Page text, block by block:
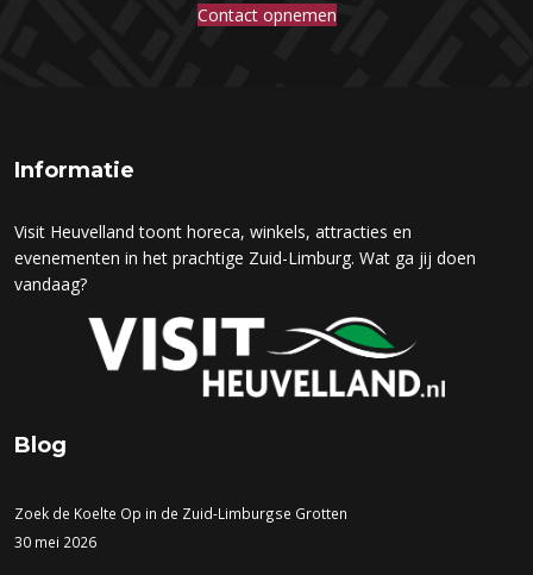
Contact opnemen
Informatie
Visit Heuvelland toont horeca, winkels, attracties en
evenementen in het prachtige Zuid-Limburg. Wat ga jij doen
vandaag?
Blog
Zoek de Koelte Op in de Zuid-Limburgse Grotten
30 mei 2026